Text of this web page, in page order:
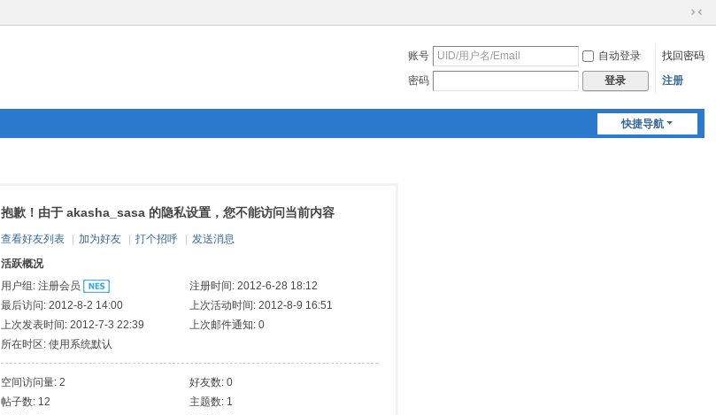
切
到
账号 自动登录
找回密码
密码
登录 注册
快捷导航
抱歉！由于 akasha_sasa 的隐私设置，您不能访问当前内容
查看好友列表 加为好友 打个招呼
发送消息
活跃概况
用户组: 注册会员
注册时间: 2012-6-28 18:12
最后访问: 2012-8-2 14:00
上次活动时间: 2012-8-9 16:51
上次发表时间: 2012-7-3 22:39
上次邮件通知: 0
所在时区: 使用系统默认
空间访问量: 2
好友数: 0
帖子数: 12
主题数: 1